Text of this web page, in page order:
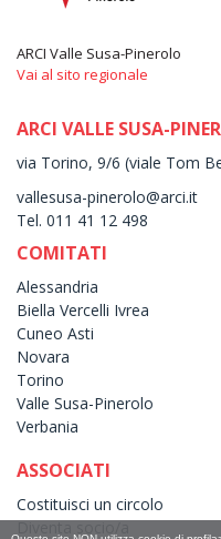
ARCI Valle Susa-Pinerolo
Vai al sito regionale
ARCI VALLE SUSA-
via Torino, 9/6 (viale Tom
vallesusa-pinerolo@arci.it
Tel. 011 41 12 498
COMITATI
Alessandria
Biella Vercelli Ivrea
Cuneo Asti
Novara
Torino
Valle Susa-Pinerolo
Verbania
ASSOCIATI
Costituisci un circolo
Diventa socio/a